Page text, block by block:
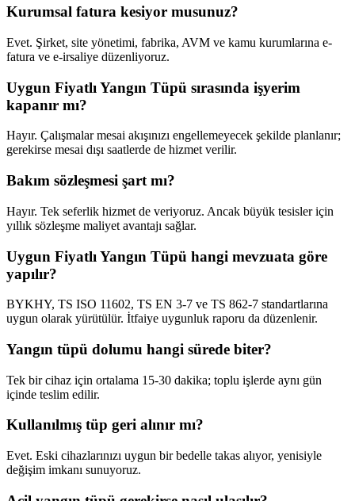
Kurumsal fatura kesiyor musunuz?
Evet. Şirket, site yönetimi, fabrika, AVM ve kamu kurumlarına e-
fatura ve e-irsaliye düzenliyoruz.
Uygun Fiyatlı Yangın Tüpü sırasında işyerim
kapanır mı?
Hayır. Çalışmalar mesai akışınızı engellemeyecek şekilde planlanır;
gerekirse mesai dışı saatlerde de hizmet verilir.
Bakım sözleşmesi şart mı?
Hayır. Tek seferlik hizmet de veriyoruz. Ancak büyük tesisler için
yıllık sözleşme maliyet avantajı sağlar.
Uygun Fiyatlı Yangın Tüpü hangi mevzuata göre
yapılır?
BYKHY, TS ISO 11602, TS EN 3-7 ve TS 862-7 standartlarına
uygun olarak yürütülür. İtfaiye uygunluk raporu da düzenlenir.
Yangın tüpü dolumu hangi sürede biter?
Tek bir cihaz için ortalama 15-30 dakika; toplu işlerde aynı gün
içinde teslim edilir.
Kullanılmış tüp geri alınır mı?
Evet. Eski cihazlarınızı uygun bir bedelle takas alıyor, yenisiyle
değişim imkanı sunuyoruz.